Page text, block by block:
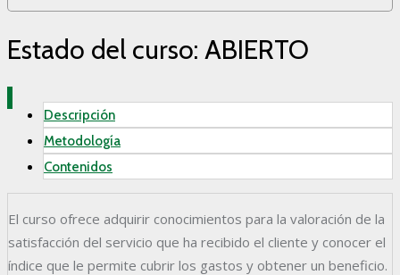
Estado del curso: ABIERTO
Descripción
Metodología
Contenidos
El curso ofrece adquirir conocimientos para la valoración de la
satisfacción del servicio que ha recibido el cliente y conocer el
índice que le permite cubrir los gastos y obtener un beneficio.